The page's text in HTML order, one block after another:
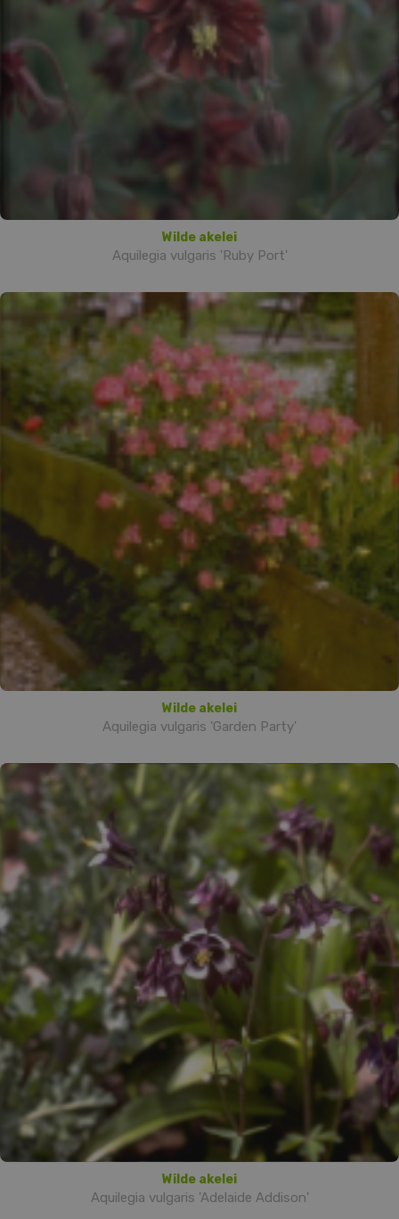
Wilde akelei
Aquilegia vulgaris 'Ruby Port'
Wilde akelei
Aquilegia vulgaris 'Garden Party'
Wilde akelei
Aquilegia vulgaris 'Adelaide Addison'